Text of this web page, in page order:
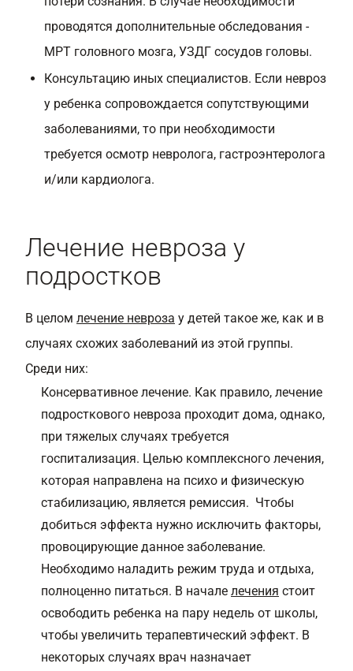
проводятся дополнительные обследования -
МРТ головного мозга, УЗДГ сосудов головы.
Консультацию иных специалистов. Если невроз
у ребенка сопровождается сопутствующими
заболеваниями, то при необходимости
требуется осмотр невролога, гастроэнтеролога
и/или кардиолога.
Лечение невроза у
подростков
В целом лечение невроза у детей такое же, как и в
случаях схожих заболеваний из этой группы.
Среди них:
Консервативное лечение. Как правило, лечение
подросткового невроза проходит дома, однако,
при тяжелых случаях требуется
госпитализация. Целью комплексного лечения,
которая направлена на психо и физическую
стабилизацию, является ремиссия. Чтобы
добиться эффекта нужно исключить факторы,
провоцирующие данное заболевание.
Необходимо наладить режим труда и отдыха,
полноценно питаться. В начале лечения стоит
освободить ребенка на пару недель от школы,
чтобы увеличить терапевтический эффект. В
некоторых случаях врач назначает